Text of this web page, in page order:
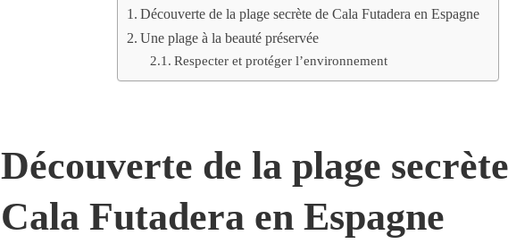
Découverte de la plage secrète de Cala Futadera en Espagne
Une plage à la beauté préservée
Respecter et protéger l’environnement
Découverte de la plage
Cala Futadera en Espagne